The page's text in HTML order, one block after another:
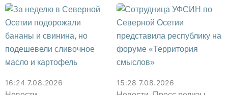
16:24 7.08.2026
15:28 7.08.2026